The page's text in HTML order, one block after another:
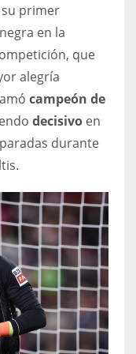
primer
en la
que
alegría
campeón de
decisivo en
durante